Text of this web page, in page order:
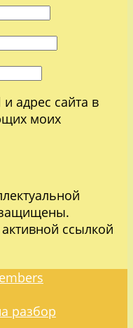
адрес сайта в
моих
защищены.
ссылкой
разбор